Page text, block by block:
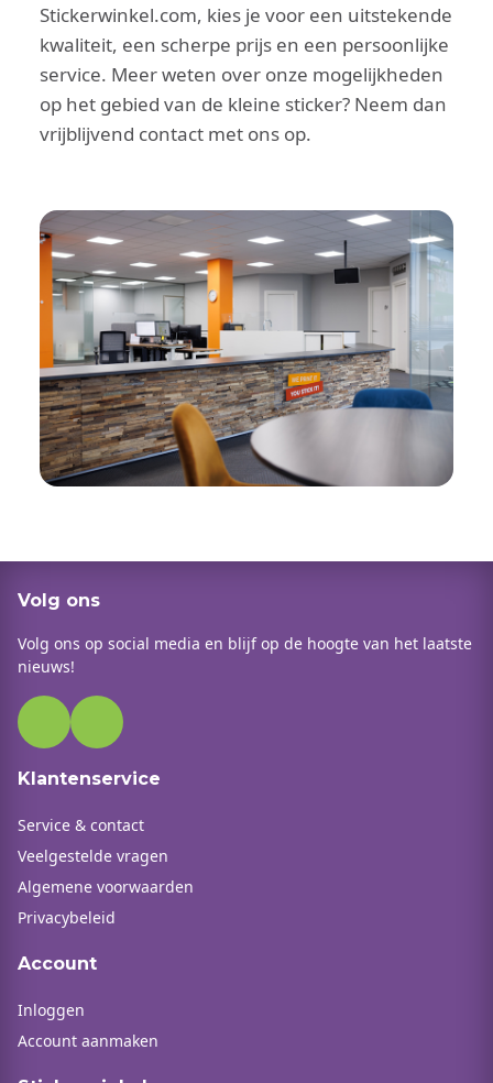
Stickerwinkel.com, kies je voor een uitstekende
kwaliteit, een scherpe prijs en een persoonlijke
service. Meer weten over onze mogelijkheden
op het gebied van de kleine sticker? Neem dan
vrijblijvend contact met ons op.
Volg ons
Volg ons op social media en blijf op de hoogte van het laatste
nieuws!
Klantenservice
Service & contact
Veelgestelde vragen
Algemene voorwaarden
Privacybeleid
Account
Inloggen
Account aanmaken